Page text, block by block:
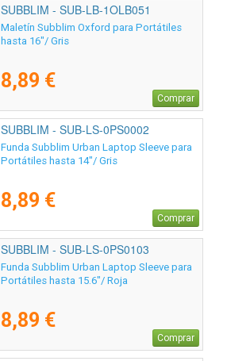
SUBBLIM - SUB-LB-1OLB051
Maletín Subblim Oxford para Portátiles
hasta 16"/ Gris
8,89 €
Comprar
SUBBLIM - SUB-LS-0PS0002
Funda Subblim Urban Laptop Sleeve para
Portátiles hasta 14"/ Gris
8,89 €
Comprar
SUBBLIM - SUB-LS-0PS0103
Funda Subblim Urban Laptop Sleeve para
Portátiles hasta 15.6"/ Roja
8,89 €
Comprar